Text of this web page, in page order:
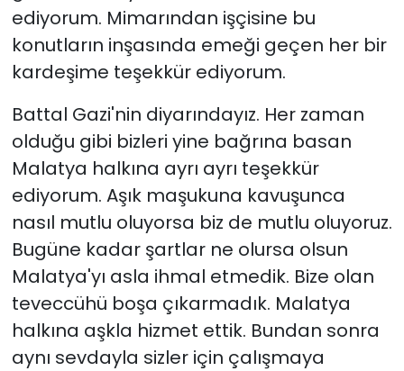
ediyorum. Mimarından işçisine bu
konutların inşasında emeği geçen her bir
kardeşime teşekkür ediyorum.
Battal Gazi'nin diyarındayız. Her zaman
olduğu gibi bizleri yine bağrına basan
Malatya halkına ayrı ayrı teşekkür
ediyorum. Aşık maşukuna kavuşunca
nasıl mutlu oluyorsa biz de mutlu oluyoruz.
Bugüne kadar şartlar ne olursa olsun
Malatya'yı asla ihmal etmedik. Bize olan
teveccühü boşa çıkarmadık. Malatya
halkına aşkla hizmet ettik. Bundan sonra
aynı sevdayla sizler için çalışmaya